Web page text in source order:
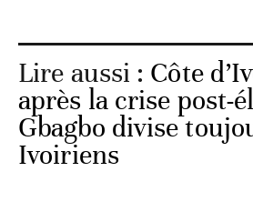
Lire aussi : Côte
après la crise post-
Gbagbo divise
Ivoiriens